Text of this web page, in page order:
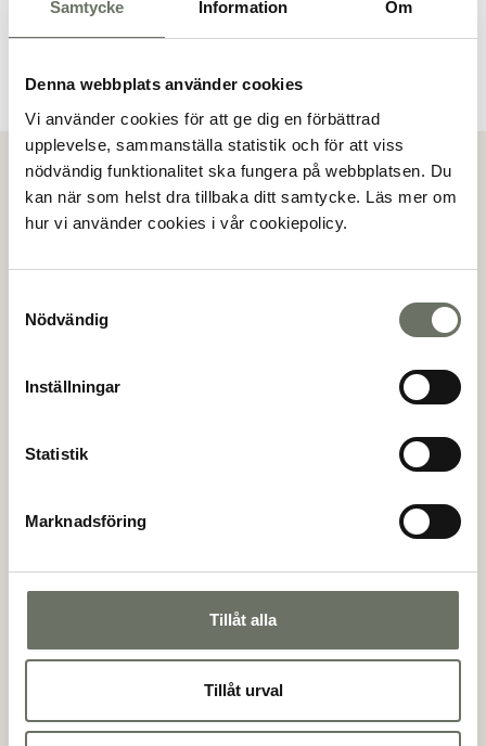
Samtycke Information Om
Denna webbplats använder cookies
Vi använder cookies för att ge dig en förbättrad
upplevelse, sammanställa statistik och för att viss
nödvändig funktionalitet ska fungera på webbplatsen. Du
kan när som helst dra tillbaka ditt samtycke. Läs mer om
hur vi använder cookies i vår cookiepolicy.
Nödvändig
Inställningar
Statistik
Marknadsföring
Tillåt alla
Tillåt urval
Visa alla bilder
Bokningsanmälan
Genom att göra en bokningsanmälan så anmäler du ditt
intresse för en specifik lägenhet. Mäklaren kommer
sedan att kontakta dig för vidare information.
Förnamn(*)
Personnummer (*)